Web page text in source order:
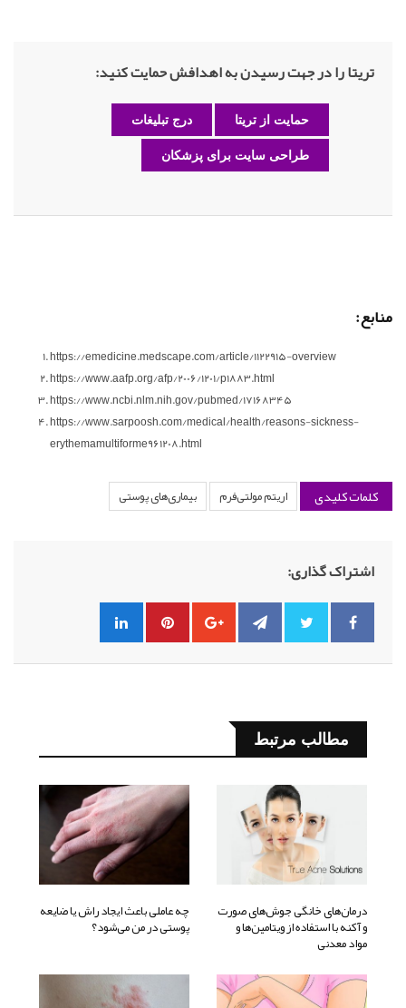
تریتا را در جهت رسیدن به اهدافش حمایت کنید:
حمایت از تریتا درج تبلیغات
طراحی سایت برای پزشکان
منابع:
https://emedicine.medscape.com/article/1122915-overview
https://www.aafp.org/afp/2006/1201/p1883.html
https://www.ncbi.nlm.nih.gov/pubmed/17168345
https://www.sarpoosh.com/medical/health/reasons-sickness-
erythemamultiforme961208.html
کلمات کلیدی اریتم مولتی‌فرم بیماری‌های پوستی
اشتراک گذاری:
مطالب مرتبط
درمان‌های خانگی جوش‌های صورت
و آکنه با استفاده از ویتامین‌ها و
مواد معدنی
چه عاملی باعث ایجاد راش یا ضایعه
پوستی در من می‌شود؟